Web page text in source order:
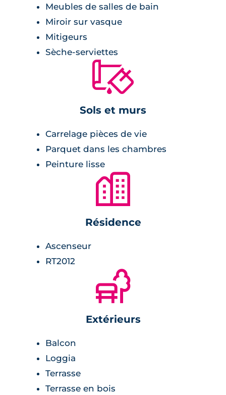
Meubles de salles de bain
Miroir sur vasque
Mitigeurs
Sèche-serviettes
🔨
Sols et murs
Carrelage pièces de vie
Parquet dans les chambres
Peinture lisse
🏙
Résidence
Ascenseur
RT2012
🌲
Extérieurs
Balcon
Loggia
Terrasse
Terrasse en bois